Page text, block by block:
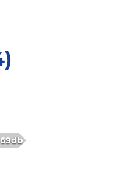
69db